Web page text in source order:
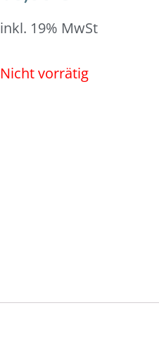
inkl. 19% MwSt
Nicht vorrätig